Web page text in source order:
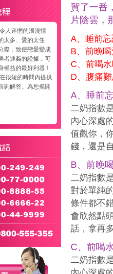
賀了一番
片陰雲，
A、睡前
B、前晚
C、前喝
D、腹痛
A、睡前
二奶指數
內心深處
值觀你，
錢，還是
B、前晚
二奶指數
對於單純
條件都不
會欣然點
話，拿再
C、前喝
二奶指數
人迷惘的浪漫情
太多、愛的太任
際，致使戀愛變成
者通姦的證據，可
權益的最好利器！
很短的時間內提供
詢解答。為您揭開